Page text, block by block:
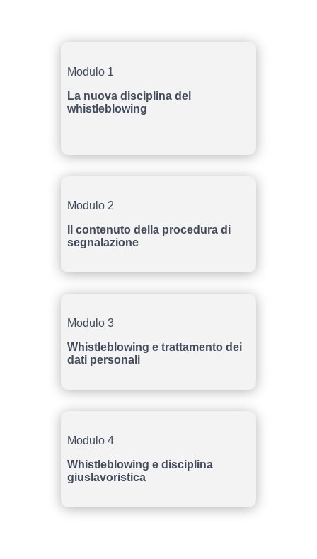
Modulo 1
La nuova disciplina del
whistleblowing
Modulo 2
Il contenuto della procedura di
segnalazione
Modulo 3
Whistleblowing e trattamento dei
dati personali
Modulo 4
Whistleblowing e disciplina
giuslavoristica